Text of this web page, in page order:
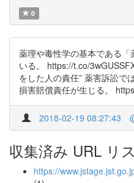
0
薬理や毒性学の基本である
いる。 https://t.co/
をした人の責任” 薬害訴訟で
損害賠償責任が生じる。
2018-02-19 08:27:43
収集済み URL リ
https://